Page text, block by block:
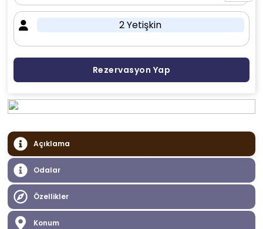
2 Yetişkin
Rezervasyon Yap
Açıklama
Odalar
Özellikler
Konum